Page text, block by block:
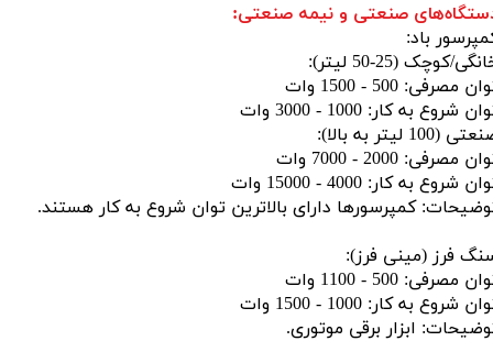
صنعتی و نیمه صنعتی:
باد:
کوچک (25-50 لیتر):
مصرفی: 500 - 1500 وات
شروع به کار: 1000 - 3000 وات
(100 لیتر به بالا):
مصرفی: 2000 - 7000 وات
شروع به کار: 4000 - 15000 وات
کمپرسورها دارای بالاترین توان شروع به کار هستند.
فرز (مینی فرز):
مصرفی: 500 - 1100 وات
شروع به کار: 1000 - 1500 وات
ابزار برقی موتوری.